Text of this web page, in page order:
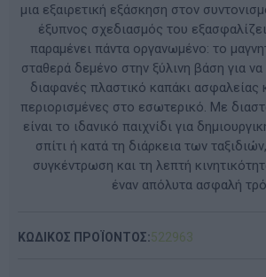
μια εξαιρετική εξάσκηση στον
έξυπνος σχεδιασμός του εξασφαλίζει
παραμένει πάντα οργανωμένο: το
σταθερά δεμένο στην ξύλινη βάση για
διαφανές πλαστικό καπάκι ασφαλείας
περιορισμένες στο εσωτερικό. Με
είναι το ιδανικό παιχνίδι για
σπίτι ή κατά τη διάρκεια των
συγκέντρωση και τη λεπτή
έναν απόλυτα ασφαλή
ΚΩΔΙΚΟΣ ΠΡΟΪΟΝΤΟΣ:522963